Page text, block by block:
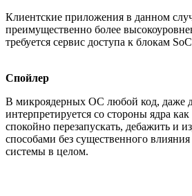
Клиентские приложения в данном
преимущественно более
требуется сервис доступа к блокам
Спойлер
В микроядерных ОС любой код, даже
интерпретируется со стороны ядра
спокойно перезапускать, дебажить и
способами без существенного
системы в целом.